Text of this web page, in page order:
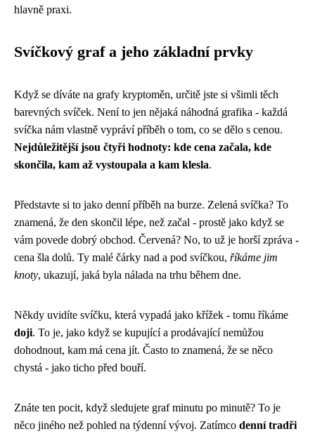
hlavně praxi.
Svíčkový graf a jeho základní prvky
Když se díváte na grafy kryptoměn, určitě jste si všimli těch
barevných svíček. Není to jen nějaká náhodná grafika - každá
svíčka nám vlastně vypráví příběh o tom, co se dělo s cenou.
Nejdůležitější jsou čtyři hodnoty: kde cena začala, kde
skončila, kam až vystoupala a kam klesla.
Představte si to jako denní příběh na burze. Zelená svíčka? To
znamená, že den skončil lépe, než začal - prostě jako když se
vám povede dobrý obchod. Červená? No, to už je horší zpráva -
cena šla dolů. Ty malé čárky nad a pod svíčkou, říkáme jim
knoty, ukazují, jaká byla nálada na trhu během dne.
Někdy uvidíte svíčku, která vypadá jako křížek - tomu říkáme
doji. To je, jako když se kupující a prodávající nemůžou
dohodnout, kam má cena jít. Často to znamená, že se něco
chystá - jako ticho před bouří.
Znáte ten pocit, když sledujete graf minutu po minutě? To je
něco jiného než pohled na týdenní vývoj. Zatímco denní tradři